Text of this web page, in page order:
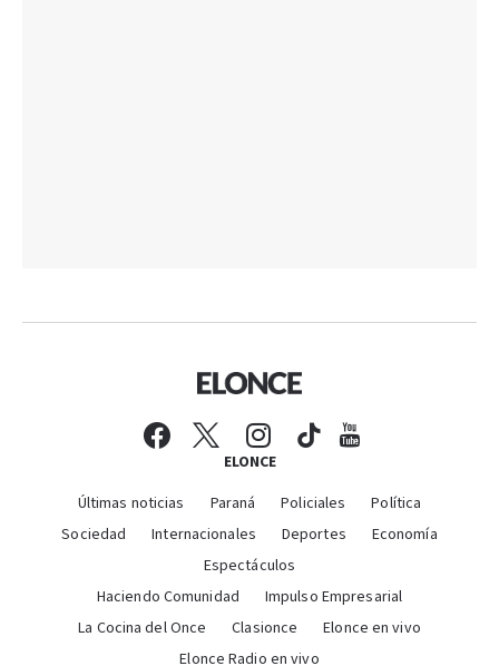
ELONCE
Últimas noticias Paraná Policiales
Política
Sociedad
Internacionales Deportes
Economía
Espectáculos
Haciendo Comunidad
Impulso Empresarial
La Cocina del Once
Clasionce
Elonce en vivo
Elonce Radio en vivo